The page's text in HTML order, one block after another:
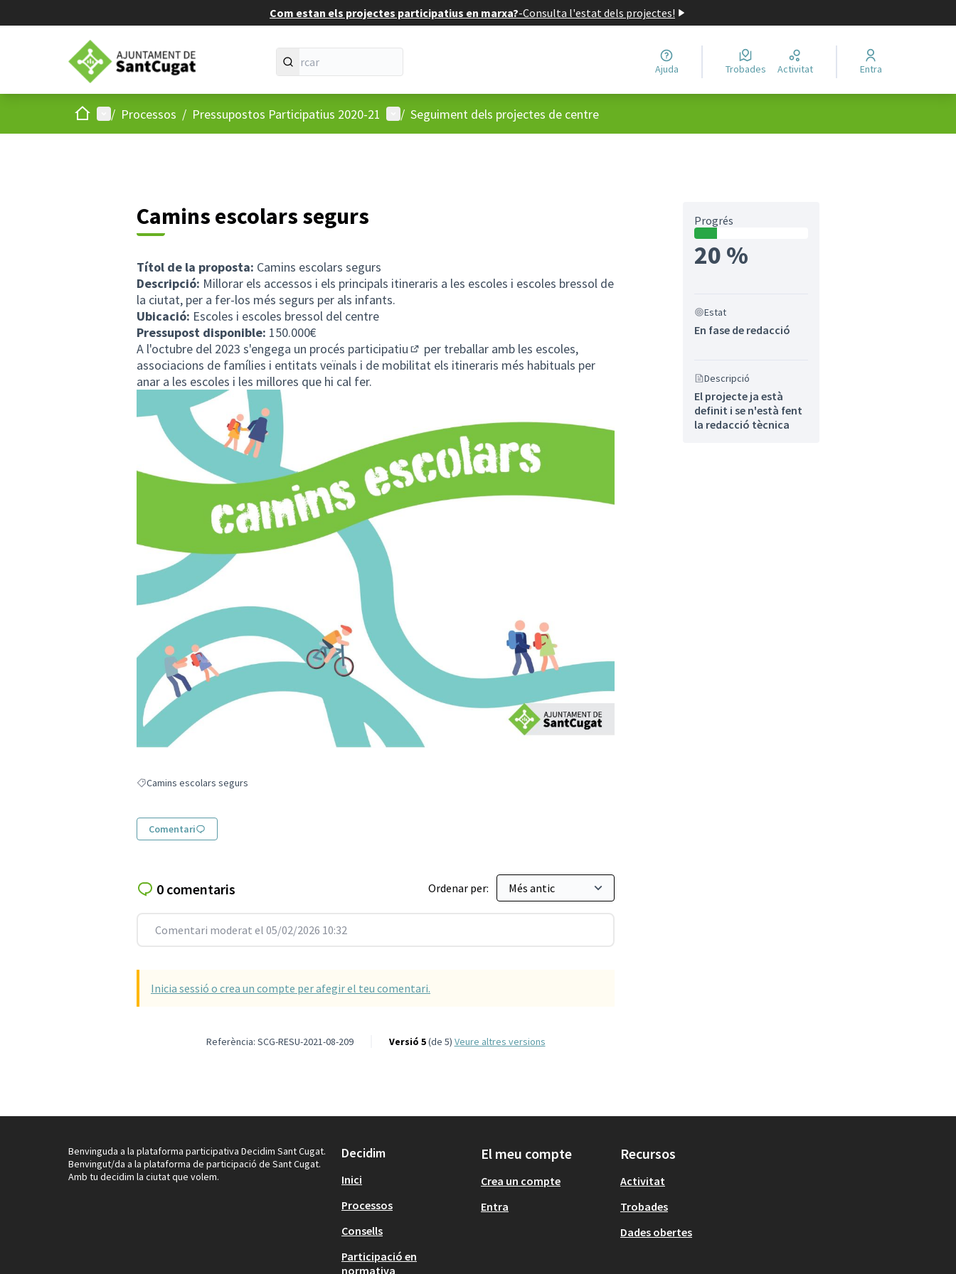
Com estan els projectes participatius en marxa?-Consulta l'estat dels projectes!
Ajuda Trobades Activitat Entra
Inici Menú principal
/ Processos / Pressupostos Participatius 2020-21 Menú d'usuari
/ Seguiment dels projectes de centre
Camins escolars segurs
Títol de la proposta: Camins escolars segurs
Descripció: Millorar els accessos i els principals itineraris a les escoles i escoles bressol de
la ciutat, per a fer-los més segurs per als infants.
Ubicació: Escoles i escoles bressol del centre
Pressupost disponible: 150.000€
A l'octubre del 2023 s'engega un procés participatiu
(Obrir en una pestanya nova)
per treballar amb les escoles,
associacions de famílies i entitats veïnals i de mobilitat els itineraris més habituals per
anar a les escoles i les millores que hi cal fer.
Resultats en filtrar per: Camins escolars segurs
Camins escolars segurs
Comentari
Progrés
20 %
Estat
En fase de redacció
Descripció
El projecte ja està
definit i se n'està fent
la redacció tècnica
0 comentaris Ordenar per:
Comentari moderat el 05/02/2026 10:32
Inicia sessió o crea un compte per afegir el teu comentari.
Referència: SCG-RESU-2021-08-209 Versió 5(de 5) veure altres versions
Benvinguda a la plataforma participativa Decidim Sant Cugat.
Benvingut/da a la plataforma de participació de Sant Cugat.
Amb tu decidim la ciutat que volem.
Decidim
Inici
Processos
Consells
Participació en
normativa
El meu compte
Crea un compte
Entra
Recursos
Activitat
Trobades
Dades obertes